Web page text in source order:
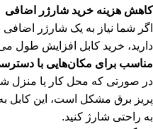
کاهش هزینه خرید شارژر اضافی
اگر شما نیاز به یک شارژر
دارید، خرید کابل افزایش طول
مناسب برای مکان‌هایی با
در صورتی که محل کار یا منزل
پریز برق مشکل است، این کابل
به راحتی شارژ کنید.